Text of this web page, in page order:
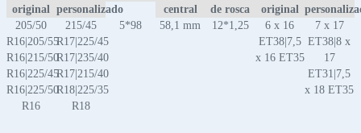
original personalizado
central
de rosca
original
205/50
R16|205/55
R16|215/50
R16|225/45
R16|225/50
R16
215/45
R17|225/45
R17|235/40
R17|215/40
R18|225/35
R18
5*98 58,1 mm 12*1,25
6 x 16
ET38|7,5
x 16 ET35
7 x 17
ET38|8 x
17
ET31|7,5
x 18 ET35